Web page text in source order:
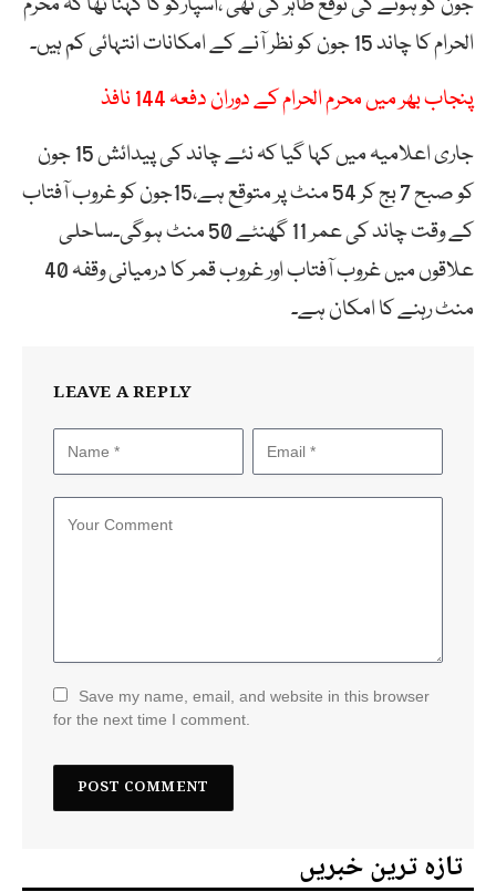
الحرام کا چاند 15 جون کو نظر آنے کے امکانات انتہائی کم ہیں۔
پنجاب بھر میں محرم الحرام کے دوران دفعہ 144 نافذ
جاری اعلامیہ میں کہا گیا کہ ​نئے چاند کی پیدائش 15 جون
کو صبح 7 بج کر 54 منٹ پر متوقع ہے،15جون کو غروب آفتاب
کے وقت چاند کی عمر 11 گھنٹے 50 منٹ ہوگی۔​ساحلی
علاقوں میں غروب آفتاب اور غروب قمر کا درمیانی وقفہ 40
منٹ رہنے کا امکان ہے۔
LEAVE A REPLY
Save my name, email, and website in this browser
for the next time I comment.
تازہ ترین خبریں